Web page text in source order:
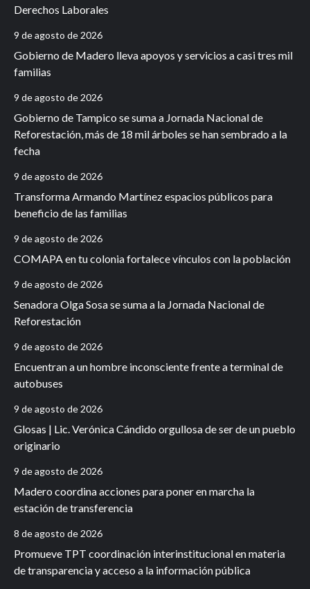
Derechos Laborales
9 de agosto de 2026
Gobierno de Madero lleva apoyos y servicios a casi tres mil
familias
9 de agosto de 2026
Gobierno de Tampico se suma a Jornada Nacional de
Reforestación, más de 18 mil árboles se han sembrado a la
fecha
9 de agosto de 2026
Transforma Armando Martínez espacios públicos para
beneficio de las familias
9 de agosto de 2026
COMAPA en tu colonia fortalece vínculos con la población
9 de agosto de 2026
Senadora Olga Sosa se suma a la Jornada Nacional de
Reforestación
9 de agosto de 2026
Encuentran a un hombre inconsciente frente a terminal de
autobuses
9 de agosto de 2026
Glosas | Lic. Verónica Cándido orgullosa de ser de un pueblo
originario
9 de agosto de 2026
Madero coordina acciones para poner en marcha la
estación de transferencia
8 de agosto de 2026
Promueve TPT coordinación interinstitucional en materia
de transparencia y acceso a la información pública